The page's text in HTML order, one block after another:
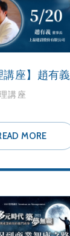
講座
MORE